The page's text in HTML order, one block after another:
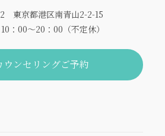
東京都港区南青山2-2-15
：00～20：00（不定休）
ウンセリングご予約